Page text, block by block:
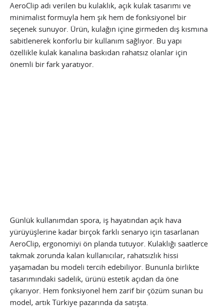
AeroClip adı verilen bu kulaklık, açık kulak tasarımı ve
minimalist formuyla hem şık hem de fonksiyonel bir
seçenek sunuyor. Ürün, kulağın içine girmeden dış kısmına
sabitlenerek konforlu bir kullanım sağlıyor. Bu yapı
özellikle kulak kanalına baskıdan rahatsız olanlar için
önemli bir fark yaratıyor.
Günlük kullanımdan spora, iş hayatından açık hava
yürüyüşlerine kadar birçok farklı senaryo için tasarlanan
AeroClip, ergonomiyi ön planda tutuyor. Kulaklığı saatlerce
takmak zorunda kalan kullanıcılar, rahatsızlık hissi
yaşamadan bu modeli tercih edebiliyor. Bununla birlikte
tasarımındaki sadelik, ürünü estetik açıdan da öne
çıkarıyor. Hem fonksiyonel hem zarif bir çözüm sunan bu
model, artık Türkiye pazarında da satışta.